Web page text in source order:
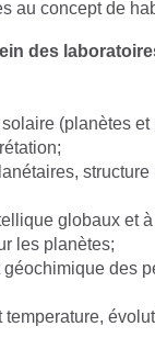
au concept de
des
(planètes et
structure
globaux et
les planètes;
des